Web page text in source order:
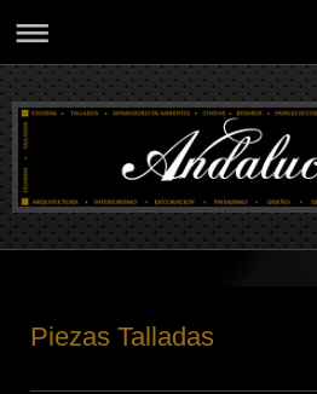
Piezas Talladas